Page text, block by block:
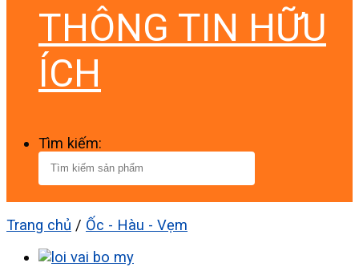
THÔNG TIN HỮU
ÍCH
Tìm kiếm:
Trang chủ / Ốc - Hàu - Vẹm